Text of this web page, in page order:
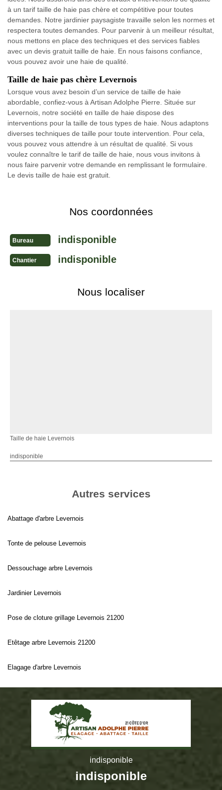
à un tarif taille de haie pas chère et compétitive pour toutes
demandes. Notre jardinier paysagiste travaille selon les normes et
respectera toutes demandes. Pour parvenir à un meilleur résultat,
nous mettons en place des techniques et des services fiables
avec un devis gratuit taille de haie. En nous faisons confiance,
vous pouvez avoir une haie de qualité.
Taille de haie pas chère Levernois
Lorsque vous avez besoin d’un service de taille de haie
abordable, confiez-vous à Artisan Adolphe Pierre. Située sur
Levernois, notre société en taille de haie dispose des
interventions pour la taille de tous types de haie. Nous adaptons
diverses techniques de taille pour toute intervention. Pour cela,
vous pouvez vous attendre à un résultat de qualité. Si vous
voulez connaître le tarif de taille de haie, nous vous invitons à
nous faire parvenir votre demande en remplissant le formulaire.
Le devis taille de haie est gratuit.
Nos coordonnées
Bureau indisponible
Chantier indisponible
Nous localiser
Taille de haie Levernois
indisponible
Autres services
Abattage d'arbre Levernois
Tonte de pelouse Levernois
Dessouchage arbre Levernois
Jardinier Levernois
Pose de cloture grillage Levernois 21200
Etêtage arbre Levernois 21200
Elagage d'arbre Levernois
indisponible
indisponible